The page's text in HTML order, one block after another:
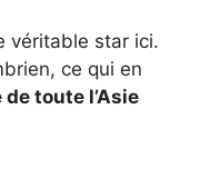
véritable star ici.
ce qui en
toute l’Asie